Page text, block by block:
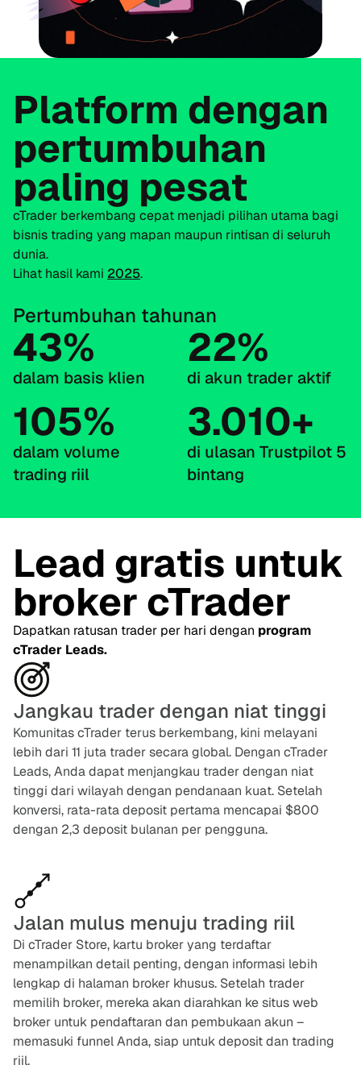
Platform dengan
pertumbuhan
paling pesat
cTrader berkembang cepat menjadi pilihan utama bagi
bisnis trading yang mapan maupun rintisan di seluruh
dunia.
Lihat hasil kami 2025.
Pertumbuhan tahunan
43%
dalam basis klien
22%
di akun trader aktif
105%
dalam volume
trading riil
3.010+
di ulasan Trustpilot 5
bintang
Lead gratis untuk
broker cTrader
Dapatkan ratusan trader per hari dengan program
cTrader Leads.
Jangkau trader dengan niat tinggi
Komunitas cTrader terus berkembang, kini melayani
lebih dari 11 juta trader secara global. Dengan cTrader
Leads, Anda dapat menjangkau trader dengan niat
tinggi dari wilayah dengan pendanaan kuat. Setelah
konversi, rata-rata deposit pertama mencapai $800
dengan 2,3 deposit bulanan per pengguna.
Jalan mulus menuju trading riil
Di cTrader Store, kartu broker yang terdaftar
menampilkan detail penting, dengan informasi lebih
lengkap di halaman broker khusus. Setelah trader
memilih broker, mereka akan diarahkan ke situs web
broker untuk pendaftaran dan pembukaan akun –
memasuki funnel Anda, siap untuk deposit dan trading
riil.